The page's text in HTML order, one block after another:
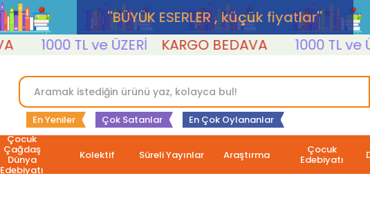
''BÜYÜK ESERLER , küçük fiyatlar''
1000 TL ve ÜZERİ KARGO BEDAVA 1000 TL ve
En Yeniler Çok Satanlar En Çok Oylananlar
Çocuk
Çağdaş
Dünya
Edebiyatı
Kolektif Süreli Yayınlar Araştırma Çocuk
Edebiyatı